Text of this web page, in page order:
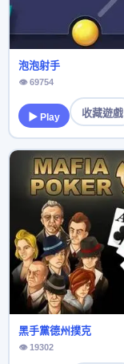
泡泡射手
👁 69754
▶ Play 收藏遊戲
黑手黨德州撲克
👁 19302